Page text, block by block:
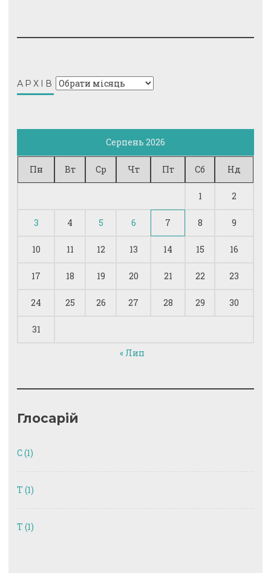
АРХІВ Архів
Серпень 2026
Пн Вт Ср Чт Пт Сб Нд
1 2
3 4 5 6 7 8 9
10 11 12 13 14 15 16
17 18 19 20 21 22 23
24 25 26 27 28 29 30
31
« Лип
Глосарій
C(1)
T (1)
Т (1)